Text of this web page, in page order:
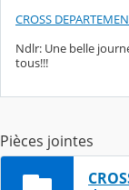
CROSS
Ndlr: Une belle
tous!!!
Pièces jointes